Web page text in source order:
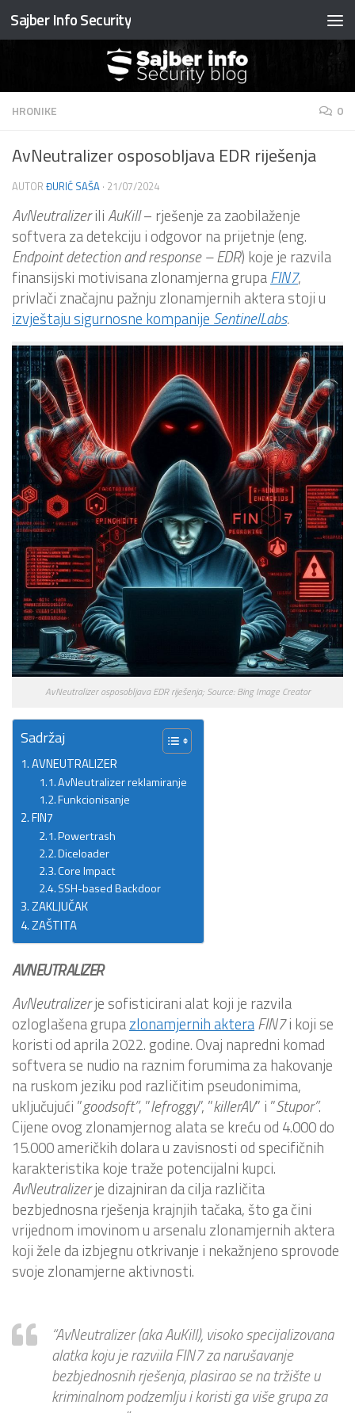
Preskočite na sadržaj
Sajber Info Security
HRONIKE 0
AvNeutralizer osposobljava EDR riješenja
AUTOR ĐURIĆ SAŠA · 21/07/2024
AvNeutralizeriliAuKill– rješenje za zaobilaženje
softvera za detekciju i odgovor na prijetnje (eng.
Endpoint detection and response – EDR) koje je razvila
finansijski motivisana zlonamjerna grupaFIN7,
privlači značajnu pažnju zlonamjernih aktera stoji u
izvještaju sigurnosne kompanije SentinelLabs.
AvNeutralizer osposobljava EDR riješenja; Source: Bing Image Creator
Sadržaj
AVNEUTRALIZER
AvNeutralizer reklamiranje
Funkcionisanje
FIN7
Powertrash
Diceloader
Core Impact
SSH-based Backdoor
ZAKLJUČAK
ZAŠTITA
AVNEUTRALIZER
AvNeutralizerje sofisticirani alat koji je razvila
ozloglašena grupazlonamjernih akteraFIN7i koji se
koristi od aprila 2022. godine. Ovaj napredni komad
softvera se nudio na raznim forumima za hakovanje
na ruskom jeziku pod različitim pseudonimima,
uključujući ”goodsoft”, ”lefroggy”, ”killerAV” i ”Stupor”.
Cijene ovog zlonamjernog alata se kreću od 4.000 do
15.000 američkih dolara u zavisnosti od specifičnih
karakteristika koje traže potencijalni kupci.
AvNeutralizerje dizajniran da cilja različita
bezbjednosna rješenja krajnjih tačaka, što ga čini
vrijednom imovinom u arsenalu zlonamjernih aktera
koji žele da izbjegnu otkrivanje i nekažnjeno sprovode
svoje zlonamjerne aktivnosti.
“AvNeutralizer (aka AuKill), visoko specijalizovana
alatka koju je razviila FIN7 za narušavanje
bezbjednosnih rješenja, plasirao se na tržište u
kriminalnom podzemlju i koristi ga više grupa za